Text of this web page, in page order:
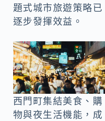
題式城市旅遊策略已
逐步發揮效益。
西門町集結美食、購
物與夜生活機能，成